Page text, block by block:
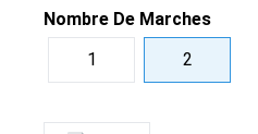
Nombre De Marches
1
2